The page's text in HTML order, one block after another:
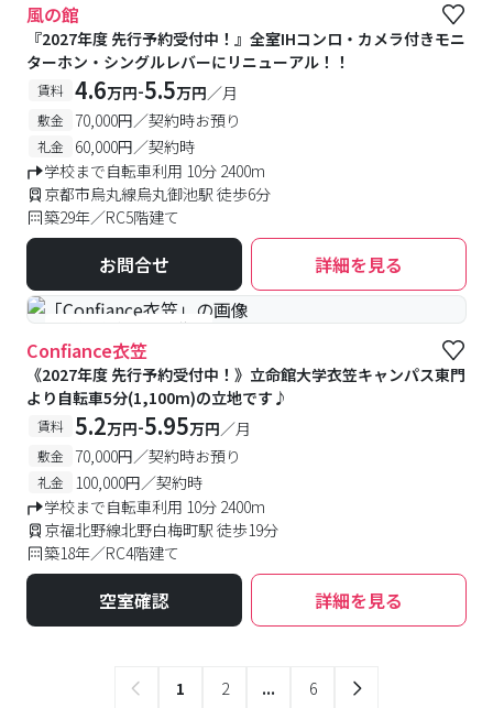
風の館
『2027年度 先行予約受付中！』全室IHコンロ・カメラ付きモニ
ターホン・シングルレバーにリニューアル！！
賃料 4.6万円-5.5万円／月
敷金 70,000円／契約時お預り
礼金
60,000円／契約時
学校まで自転車利用 10分 2400m
京都市烏丸線烏丸御池駅 徒歩6分
築29年／RC5階建て
お問合せ 詳細を見る
#予約受付中 #空室待ち
Confiance衣笠
《2027年度 先行予約受付中！》立命館大学衣笠キャンパス東門
より自転車5分(1,100m)の立地です♪
賃料 5.2万円-5.95万円／月
敷金 70,000円／契約時お預り
礼金
100,000円／契約時
学校まで自転車利用 10分 2400m
京福北野線北野白梅町駅 徒歩19分
築18年／RC4階建て
空室確認 詳細を見る
1 2 ... 6